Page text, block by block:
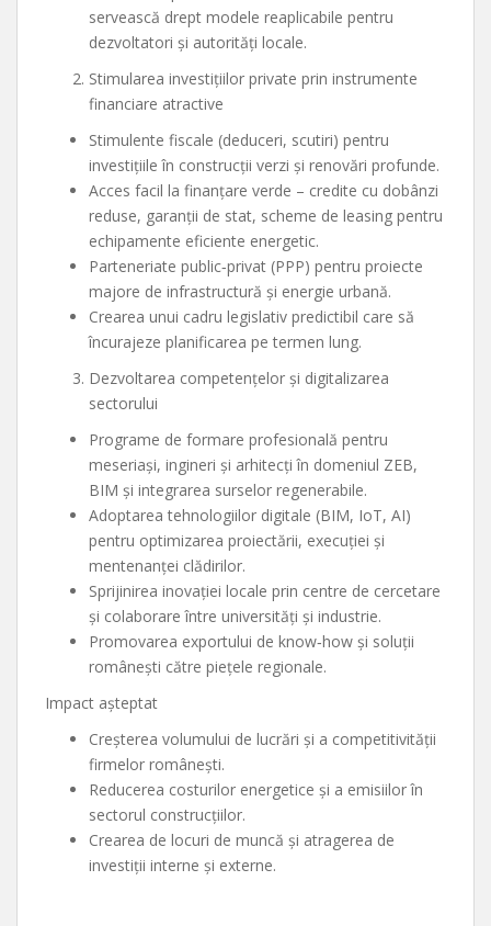
servească drept modele reaplicabile pentru
dezvoltatori și autorități locale.
Stimularea investițiilor private prin instrumente
financiare atractive
Stimulente fiscale (deduceri, scutiri) pentru
investițiile în construcții verzi și renovări profunde.
Acces facil la finanțare verde – credite cu dobânzi
reduse, garanții de stat, scheme de leasing pentru
echipamente eficiente energetic.
Parteneriate public‑privat (PPP) pentru proiecte
majore de infrastructură și energie urbană.
Crearea unui cadru legislativ predictibil care să
încurajeze planificarea pe termen lung.
Dezvoltarea competențelor și digitalizarea
sectorului
Programe de formare profesională pentru
meseriași, ingineri și arhitecți în domeniul ZEB,
BIM și integrarea surselor regenerabile.
Adoptarea tehnologiilor digitale (BIM, IoT, AI)
pentru optimizarea proiectării, execuției și
mentenanței clădirilor.
Sprijinirea inovației locale prin centre de cercetare
și colaborare între universități și industrie.
Promovarea exportului de know‑how și soluții
românești către piețele regionale.
Impact așteptat
Creșterea volumului de lucrări și a competitivității
firmelor românești.
Reducerea costurilor energetice și a emisiilor în
sectorul construcțiilor.
Crearea de locuri de muncă și atragerea de
investiții interne și externe.